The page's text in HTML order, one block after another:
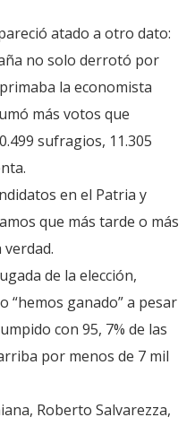
atado a otro dato:
no solo derrotó por
la economista
más votos que
sufragios, 11.305
en el Patria y
que más tarde o más
de la elección,
“hemos ganado” a pesar
con 95, 7% de las
por menos de 7 mil
Roberto Salvarezza,